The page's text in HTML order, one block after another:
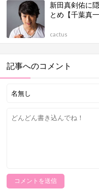
新田真剣佑に
とめ【千葉真
cactus
記事へのコメント